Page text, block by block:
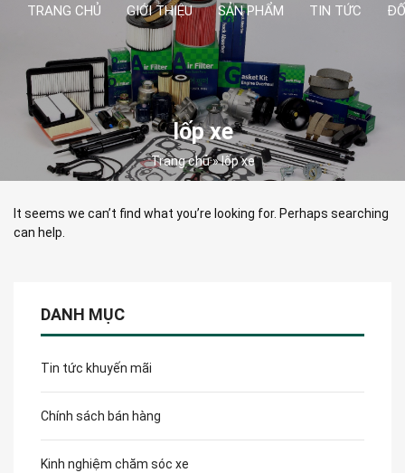
TRANG CHỦ GIỚI THIỆU SẢN PHẨM TIN TỨC
lốp xe
Trang chủ»lốp xe
DANH MỤC
Tin tức khuyến mãi
Chính sách bán hàng
Kinh nghiệm chăm sóc xe
It seems we can’t find what you’re looking for. Perhaps searching
can help.